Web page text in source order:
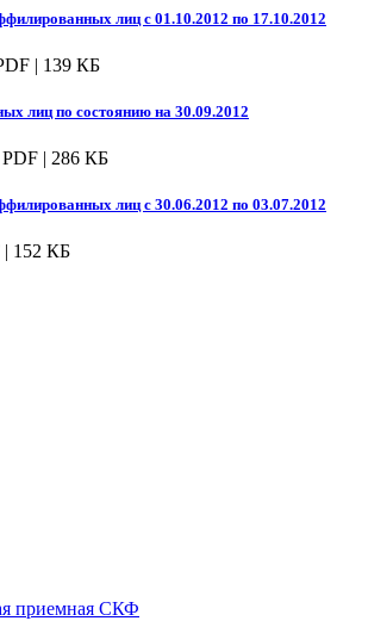
лиц с 01.10.2012 по 17.10.2012
| 139 КБ
лиц по состоянию на 30.09.2012
PDF | 286 КБ
лиц с 30.06.2012 по 03.07.2012
| 152 КБ
приемная СКФ